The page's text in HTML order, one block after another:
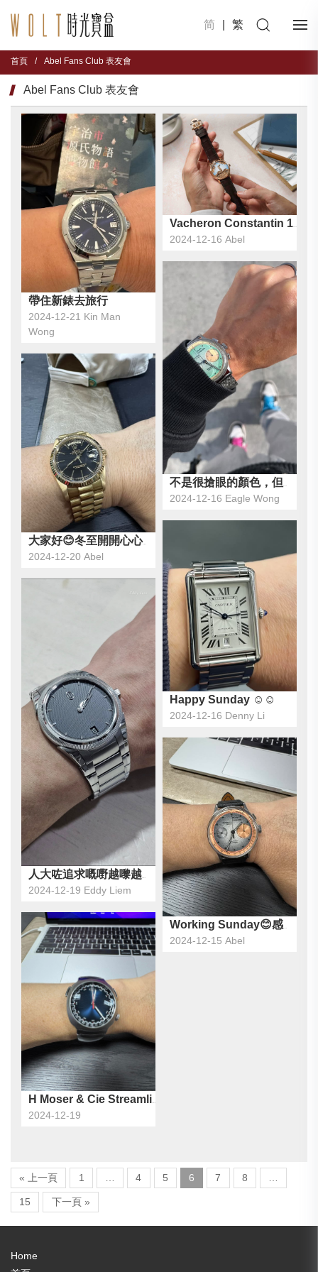
简 繁
首頁 / Abel Fans Club 表友會
Abel Fans Club 表友會
帶住新錶去旅行
2024-12-21 Kin Man
Wong
大家好😊冬至開開心心，團團圓圓，收工食飯去￼❤️
2024-12-20 Abel
人大咗追求嘅嘢越嚟越簡單， 以前追求複雜， 今次今日
2024-12-19 Eddy Liem
H Moser & Cie Streamliner Flyback Chronograph
2024-12-19
2024-12-16 Abel
不是很搶眼的顏色，但卻很
2024-12-16 Eagle Wong
Happy Sunday ☺️☺️
2024-12-16 Denny Li
Working Sunday😊感覺良
2024-12-15 Abel
« 上一頁 1 4 5 6 7 8
15 下一頁 »
Home